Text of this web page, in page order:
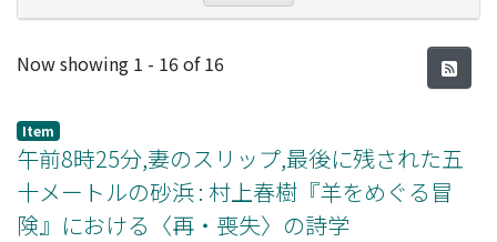
Recent Submissions
Now showing 1 - 16 of 16
Item
午前8時25分,妻のスリップ,最後に残された五
十メートルの砂浜 : 村上春樹『羊をめぐる冒
険』における〈再・喪失〉の詩学